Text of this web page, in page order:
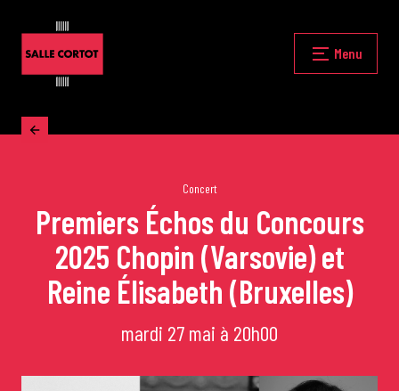
Fermer
Accueil
La programmation
Les grands concerts
Les Masterclasses
Menu
Concert
Premiers Échos du Concours
2025 Chopin (Varsovie) et
Reine Élisabeth (Bruxelles)
mardi 27 mai à 20h00